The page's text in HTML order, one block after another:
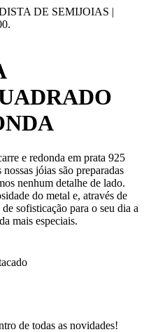
DE SEMIJOIAS |
e redonda em prata 925
jóias são preparadas
nenhum detalhe de lado.
do metal e, através de
sofisticação para o seu dia a
mais especiais.
de todas as novidades!